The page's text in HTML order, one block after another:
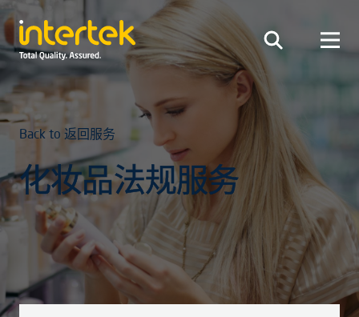
Back to 返回服务
化妆品法规服务